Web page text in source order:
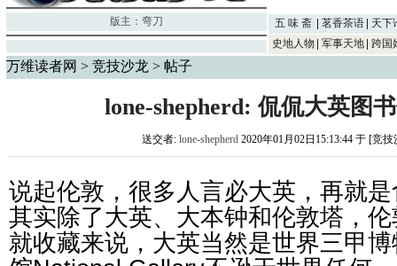
版主： 弯刀 五 味 斋 茗香茶语
天下
史地人物
军事天地 跨国
万维读者网 > 竞技沙龙 > 帖子
lone-shepherd: 侃侃大英图
送交者: lone-shepherd 2020年01月02日15:13:44 于 [竞
说起伦敦，很多人言必大英，再就
其实除了大英、大本钟和伦敦塔，
就收藏来说，大英当然是世界三甲